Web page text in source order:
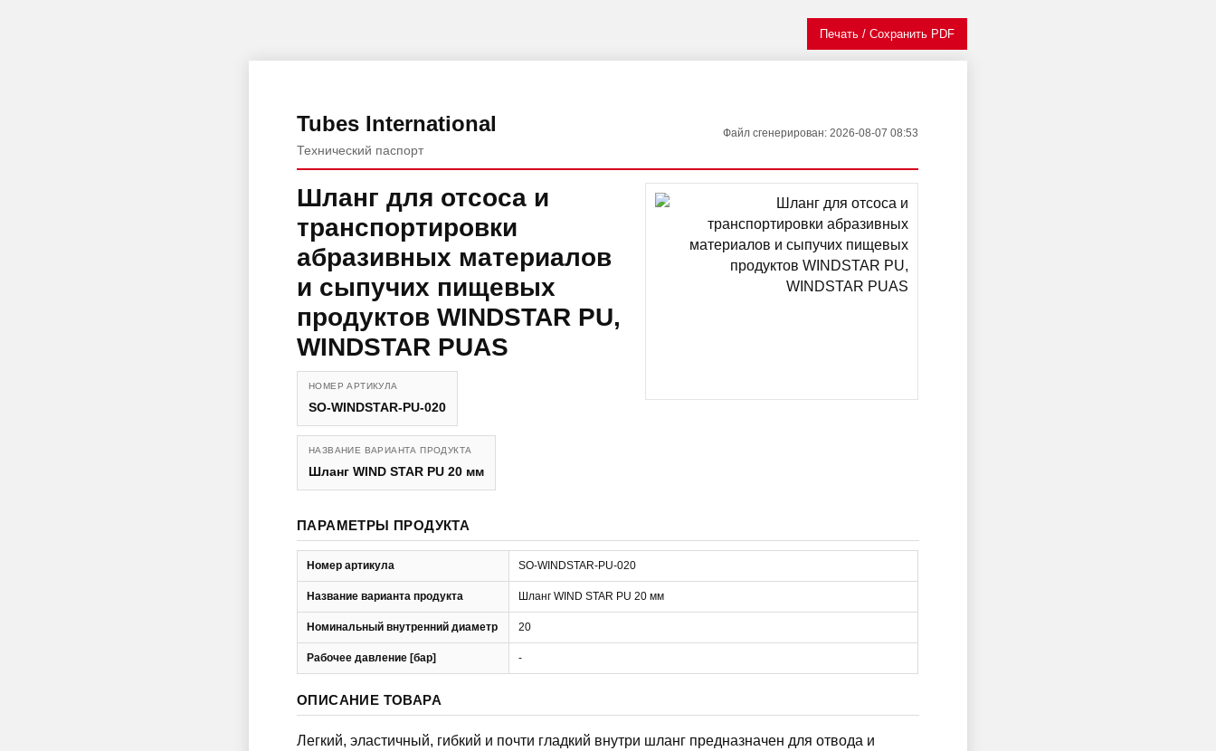
Печать / Сохранить PDF
Tubes International
Технический паспорт
Файл сгенерирован: 2026-08-07 08:53
Шланг для отсоса и
транспортировки
абразивных материалов
и сыпучих пищевых
продуктов WINDSTAR PU,
WINDSTAR PUAS
НОМЕР АРТИКУЛА
SO-WINDSTAR-PU-020
НАЗВАНИЕ ВАРИАНТА ПРОДУКТА
Шланг WIND STAR PU 20 мм
ПАРАМЕТРЫ ПРОДУКТА
Номер артикула SO-WINDSTAR-PU-020
Название варианта продукта Шланг WIND STAR PU 20 мм
Номинальный внутренний диаметр 20
Рабочее давление [бар] -
ОПИСАНИЕ ТОВАРА
Легкий, эластичный, гибкий и почти гладкий внутри шланг предназначен для отвода и